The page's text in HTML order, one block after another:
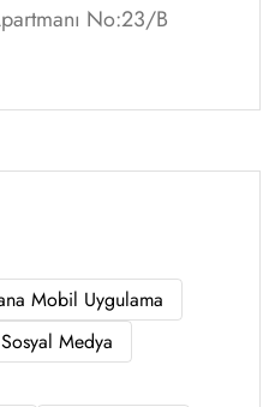
No:23/B
Mobil Uygulama
Medya